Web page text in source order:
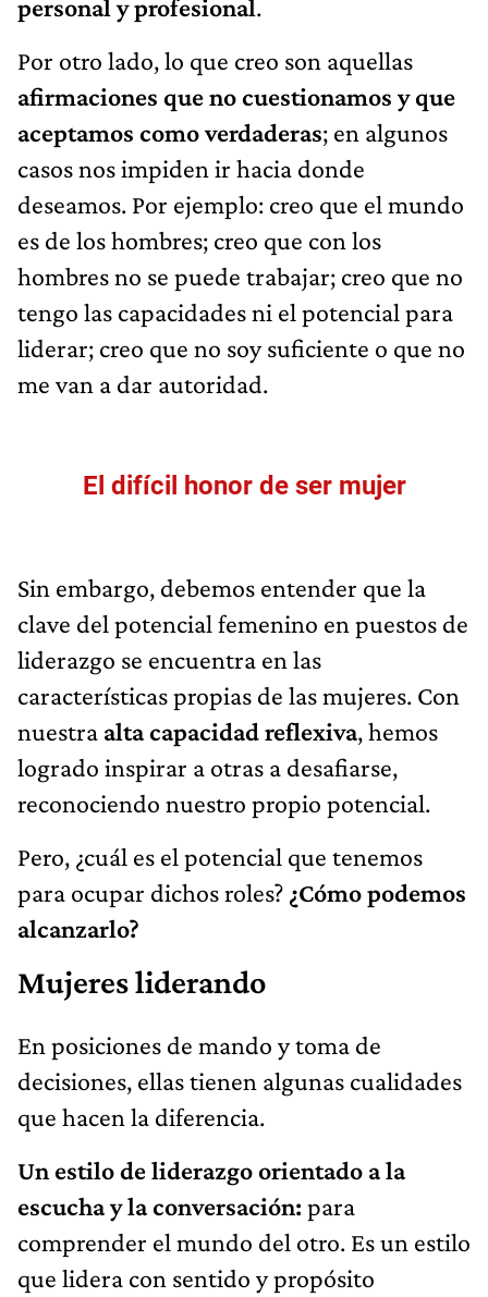
personal y profesional.
Por otro lado, lo que creo son aquellas
afirmaciones que no cuestionamos y que
aceptamos como verdaderas; en algunos
casos nos impiden ir hacia donde
deseamos. Por ejemplo: creo que el mundo
es de los hombres; creo que con los
hombres no se puede trabajar; creo que no
tengo las capacidades ni el potencial para
liderar; creo que no soy suficiente o que no
me van a dar autoridad.
El difícil honor de ser mujer
Sin embargo, debemos entender que la
clave del potencial femenino en puestos de
liderazgo se encuentra en las
características propias de las mujeres. Con
nuestra alta capacidad reflexiva, hemos
logrado inspirar a otras a desafiarse,
reconociendo nuestro propio potencial.
Pero, ¿cuál es el potencial que tenemos
para ocupar dichos roles? ¿Cómo podemos
alcanzarlo?
Mujeres liderando
En posiciones de mando y toma de
decisiones, ellas tienen algunas cualidades
que hacen la diferencia.
Un estilo de liderazgo orientado a la
escucha y la conversación: para
comprender el mundo del otro. Es un estilo
que lidera con sentido y propósito